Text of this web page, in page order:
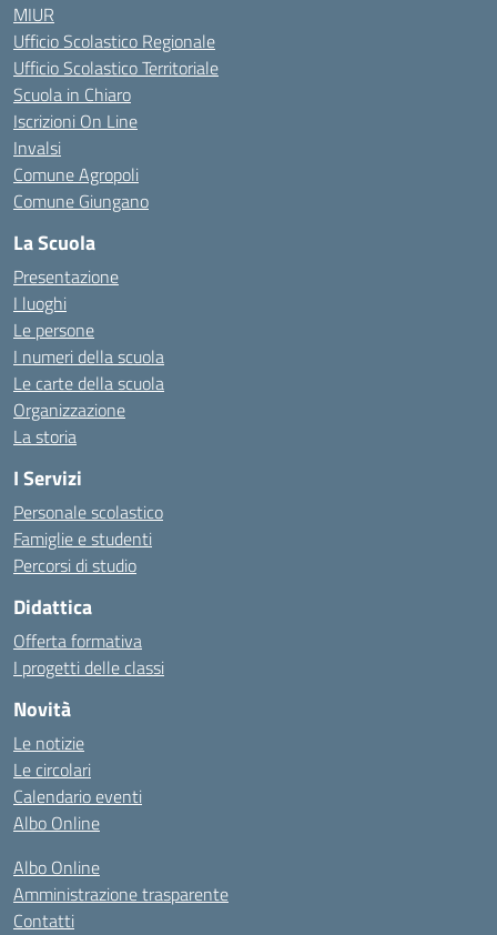
MIUR
Ufficio Scolastico Regionale
Ufficio Scolastico Territoriale
Scuola in Chiaro
Iscrizioni On Line
Invalsi
Comune Agropoli
Comune Giungano
La Scuola
Presentazione
I luoghi
Le persone
I numeri della scuola
Le carte della scuola
Organizzazione
La storia
I Servizi
Personale scolastico
Famiglie e studenti
Percorsi di studio
Didattica
Offerta formativa
I progetti delle classi
Novità
Le notizie
Le circolari
Calendario eventi
Albo Online
Albo Online
Amministrazione trasparente
Contatti